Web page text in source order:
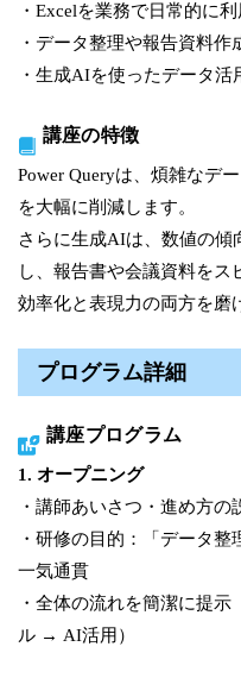
・Excelを業務で日常的に
・データ整理や報告資料
・生成AIを使ったデータ活
講座の特徴
Power Queryは、煩雑なデ
を大幅に削減します。
さらに生成AIは、数値の傾
し、報告書や会議資料をス
効率化と表現力の両方を磨
プログラム詳細
講座プログラム
1. オープニング
・講師あいさつ・進め方の
・研修の目的：「データ
一気通貫
・全体の流れを簡潔に提
ル → AI活用）